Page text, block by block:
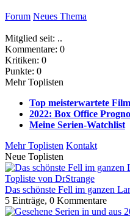
Forum Neues Thema
Mitglied seit: ..
Kommentare: 0
Kritiken: 0
Punkte: 0
Mehr Toplisten
Top meisterwartete
2022: Box Office
Meine Serien-Watchlist
Mehr Toplisten Kontakt
Neue Toplisten
Topliste von DrStrange
Das schönste Fell im ganzen
5 Einträge, 0 Kommentare